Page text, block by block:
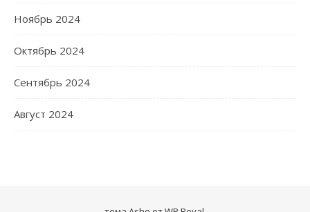
Ноябрь 2024
Октябрь 2024
Сентябрь 2024
Август 2024